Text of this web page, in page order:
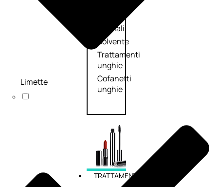
speciali
Solvente
Trattamenti
unghie
Cofanetti
unghie
TRATTAMENTI
Limette